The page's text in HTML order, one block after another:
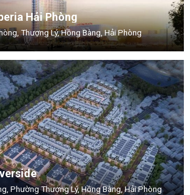
Hải Phòng
Thượng Lý, Hồng Bàng, Hải Phòng
Phường Thượng Lý, Hồng Bàng, Hải Phòng